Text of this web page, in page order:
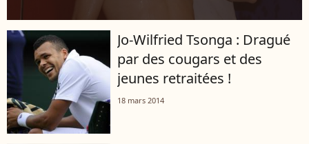
Jo-Wilfried Tsonga : Dragué
par des cougars et des
jeunes retraitées !
18 mars 2014